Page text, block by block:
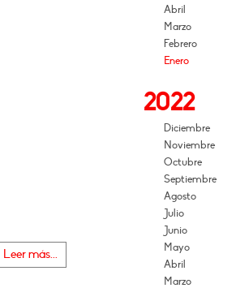
Leer más...
Abril
Marzo
Febrero
Enero
2022
Diciembre
Noviembre
Octubre
Septiembre
Agosto
Julio
Junio
Mayo
Abril
Marzo